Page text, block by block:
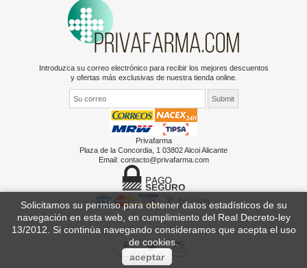
Introduzca su correo electrónico para recibir los mejores descuentos
y ofertas más exclusivas de nuestra tienda online.
Privafarma
Plaza de la Concordia, 1 03802 Alcoi Alicante
Email: contacto@privafarma.com
Solicitamos su permiso para obtener datos estadísticos de su
navegación en esta web, en cumplimiento del Real Decreto-ley
13/2012. Si continúa navegando consideramos que acepta el uso
de cookies.
aceptar